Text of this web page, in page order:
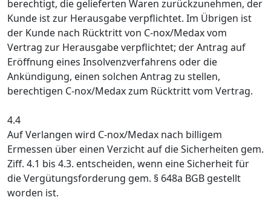
berechtigt, die gelieferten Waren zurückzunehmen, der
Kunde ist zur Herausgabe verpflichtet. Im Übrigen ist
der Kunde nach Rücktritt von C-nox/Medax vom
Vertrag zur Herausgabe verpflichtet; der Antrag auf
Eröffnung eines Insolvenzverfahrens oder die
Ankündigung, einen solchen Antrag zu stellen,
berechtigen C-nox/Medax zum Rücktritt vom Vertrag.
4.4
Auf Verlangen wird C-nox/Medax nach billigem
Ermessen über einen Verzicht auf die Sicherheiten gem.
Ziff. 4.1 bis 4.3. entscheiden, wenn eine Sicherheit für
die Vergütungsforderung gem. § 648a BGB gestellt
worden ist.